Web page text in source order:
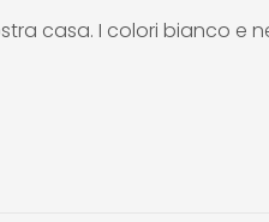
casa. I colori bianco e